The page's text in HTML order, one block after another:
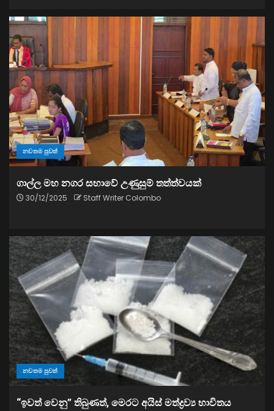
නවතම පුවත්
ගාල්ල මහ නගර සභාවේ උණුසුම් තත්ත්වයක්
30/12/2025 Staff Writer Colombo
නවතම පුවත්
“ඉවත් වෙනු” තිබුණත්, මෙරට අයිස් මත්ද්‍රව්‍ය භාවිතය